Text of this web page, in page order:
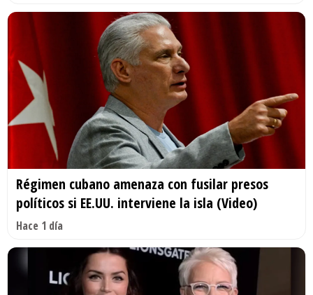
Régimen cubano amenaza con fusilar presos
políticos si EE.UU. interviene la isla (Video)
Hace 1 día